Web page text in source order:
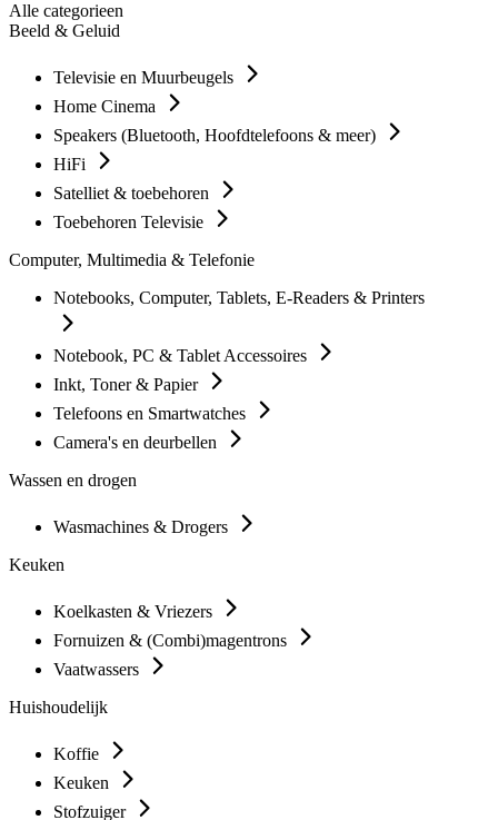
Alle categorieen
Beeld & Geluid
Televisie en Muurbeugels
Home Cinema
Speakers (Bluetooth, Hoofdtelefoons & meer)
HiFi
Satelliet & toebehoren
Toebehoren Televisie
Computer, Multimedia & Telefonie
Notebooks, Computer, Tablets, E-Readers & Printers
Notebook, PC & Tablet Accessoires
Inkt, Toner & Papier
Telefoons en Smartwatches
Camera's en deurbellen
Wassen en drogen
Wasmachines & Drogers
Keuken
Koelkasten & Vriezers
Fornuizen & (Combi)magentrons
Vaatwassers
Huishoudelijk
Koffie
Keuken
Stofzuiger